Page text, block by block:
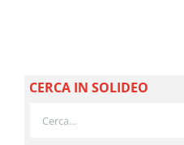
CERCA IN SOLIDEO